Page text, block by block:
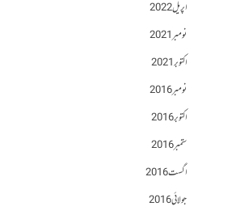
اپریل 2022
نومبر 2021
اکتوبر 2021
نومبر 2016
اکتوبر 2016
ستمبر 2016
اگست 2016
جولائی 2016